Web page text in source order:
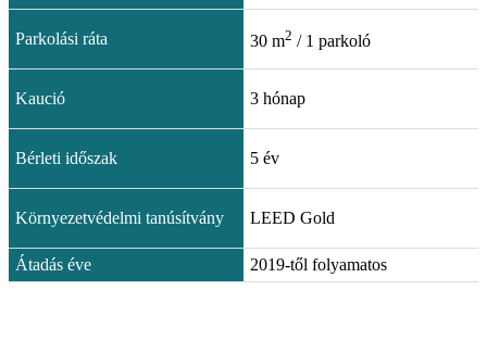
Parkolási ráta 30 m2 / 1 parkoló
Kaució 3 hónap
Bérleti időszak 5 év
Környezetvédelmi tanúsítvány LEED Gold
Átadás éve 2019-től folyamatos